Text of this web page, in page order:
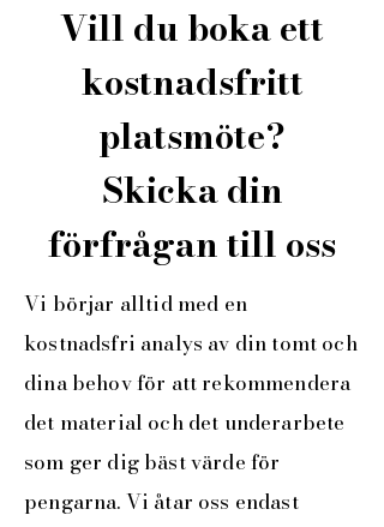
Vill du boka ett
kostnadsfritt
platsmöte?
Skicka din
förfrågan till oss
Vi börjar alltid med en
kostnadsfri analys av din tomt och
dina behov för att rekommendera
det material och det underarbete
som ger dig bäst värde för
pengarna. Vi åtar oss endast